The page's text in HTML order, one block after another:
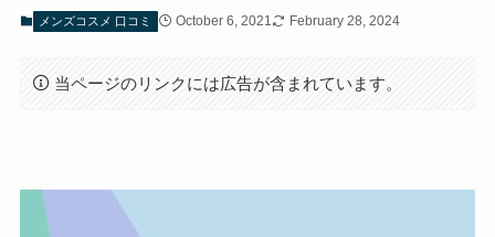
メンズコスメ 口コミ October 6, 2021 February 28, 2024
当ページのリンクには広告が含まれています。